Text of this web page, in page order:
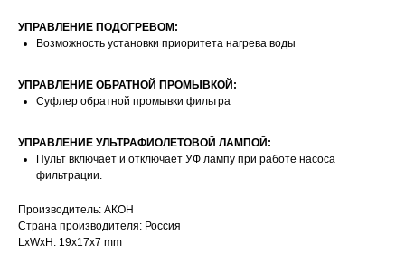
УПРАВЛЕНИЕ ПОДОГРЕВОМ:
Возможность установки приоритета нагрева воды
УПРАВЛЕНИЕ ОБРАТНОЙ ПРОМЫВКОЙ:
Суфлер обратной промывки фильтра
УПРАВЛЕНИЕ УЛЬТРАФИОЛЕТОВОЙ ЛАМПОЙ:
Пульт включает и отключает УФ лампу при работе насоса
фильтрации.
Производитель: АКОН
Страна производителя: Россия
LxWxH: 19x17x7 mm